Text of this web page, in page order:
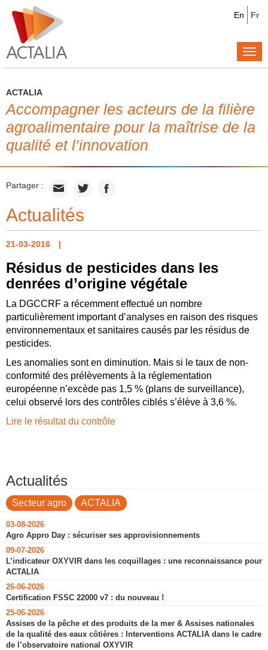
Fr
En
ACTALIA
Accompagner les acteurs de la filière
agroalimentaire pour la maîtrise de la
qualité et l’innovation
Partager :
Actualités
21-03-2016
Résidus de pesticides dans les
denrées d’origine végétale
La DGCCRF a récemment effectué un nombre
particulièrement important d’analyses en raison des risques
environnementaux et sanitaires causés par les résidus de
pesticides.
Les anomalies sont en diminution. Mais si le taux de non-
conformité des prélèvements à la réglementation
européenne n’excède pas 1,5 % (plans de surveillance),
celui observé lors des contrôles ciblés s’élève à 3,6 %.
Lire le résultat du contrôle
Actualités
Secteur agro ACTALIA
03-08-2026
Agro Appro Day : sécuriser ses approvisionnements
09-07-2026
L’indicateur OXYVIR dans les coquillages : une reconnaissance pour
ACTALIA
26-06-2026
Certification FSSC 22000 v7 : du nouveau !
25-06-2026
Assises de la pêche et des produits de la mer & Assises nationales
de la qualité des eaux côtières : Interventions ACTALIA dans le cadre
de l’observatoire national OXYVIR